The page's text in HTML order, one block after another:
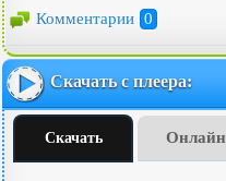
Комментарии 0
Скачать с плеера:
Скачать Онлайн